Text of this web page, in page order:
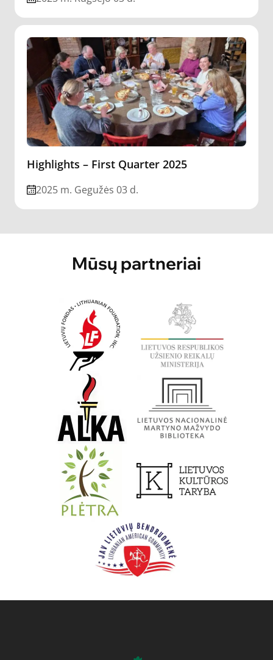
Highlights – First Quarter 2025
2025 m. Gegužės 03 d.
Mūsų partneriai